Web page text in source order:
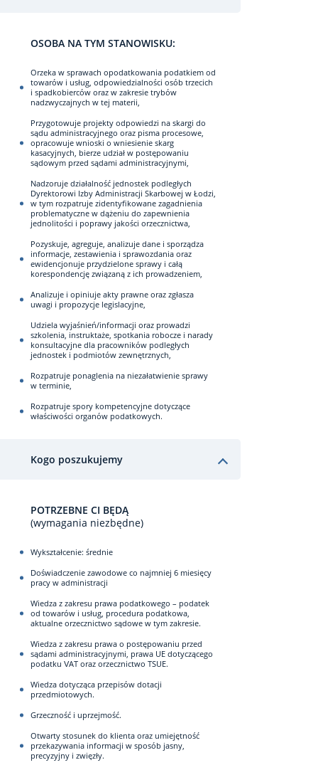
OSOBA NA TYM STANOWISKU:
Orzeka w sprawach opodatkowania podatkiem od
towarów i usług, odpowiedzialności osób trzecich
i spadkobierców oraz w zakresie trybów
nadzwyczajnych w tej materii,
Przygotowuje projekty odpowiedzi na skargi do
sądu administracyjnego oraz pisma procesowe,
opracowuje wnioski o wniesienie skarg
kasacyjnych, bierze udział w postępowaniu
sądowym przed sądami administracyjnymi,
Nadzoruje działalność jednostek podległych
Dyrektorowi Izby Administracji Skarbowej w Łodzi,
w tym rozpatruje zidentyfikowane zagadnienia
problematyczne w dążeniu do zapewnienia
jednolitości i poprawy jakości orzecznictwa,
Pozyskuje, agreguje, analizuje dane i sporządza
informacje, zestawienia i sprawozdania oraz
ewidencjonuje przydzielone sprawy i całą
korespondencję związaną z ich prowadzeniem,
Analizuje i opiniuje akty prawne oraz zgłasza
uwagi i propozycje legislacyjne,
Udziela wyjaśnień/informacji oraz prowadzi
szkolenia, instruktaże, spotkania robocze i narady
konsultacyjne dla pracowników podległych
jednostek i podmiotów zewnętrznych,
Rozpatruje ponaglenia na niezałatwienie sprawy
w terminie,
Rozpatruje spory kompetencyjne dotyczące
właściwości organów podatkowych.
Kogo poszukujemy
POTRZEBNE CI BĘDĄ
(wymagania niezbędne)
Wykształcenie: średnie
Doświadczenie zawodowe co najmniej 6 miesięcy
pracy w administracji
Wiedza z zakresu prawa podatkowego – podatek
od towarów i usług, procedura podatkowa,
aktualne orzecznictwo sądowe w tym zakresie.
Wiedza z zakresu prawa o postępowaniu przed
sądami administracyjnymi, prawa UE dotyczącego
podatku VAT oraz orzecznictwo TSUE.
Wiedza dotycząca przepisów dotacji
przedmiotowych.
Grzeczność i uprzejmość.
Otwarty stosunek do klienta oraz umiejętność
przekazywania informacji w sposób jasny,
precyzyjny i zwięzły.